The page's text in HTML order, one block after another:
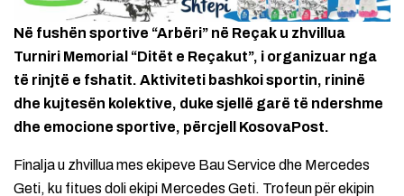
Në fushën sportive “Arbëri” në Reçak u zhvillua
Turniri Memorial “Ditët e Reçakut”, i organizuar nga
të rinjtë e fshatit. Aktiviteti bashkoi sportin, rininë
dhe kujtesën kolektive, duke sjellë garë të ndershme
dhe emocione sportive, përcjell KosovaPost.
Finalja u zhvillua mes ekipeve Bau Service dhe Mercedes
Geti, ku fitues doli ekipi Mercedes Geti. Trofeun për ekipin